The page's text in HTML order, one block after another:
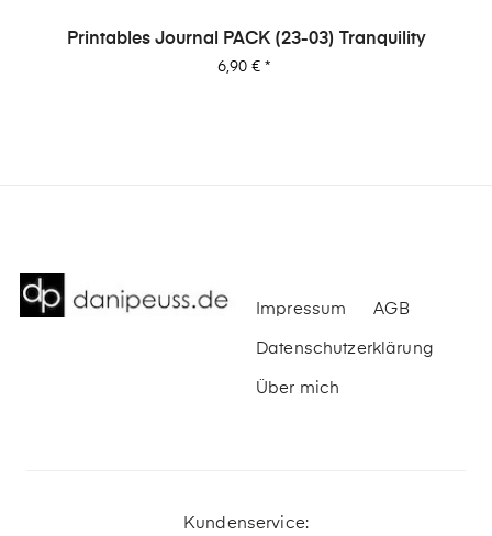
Printables Journal PACK (23-03) Tranquility
Preis
6,90 €*
Impressum AGB
Datenschutzerklärung
Über mich
Kundenservice: